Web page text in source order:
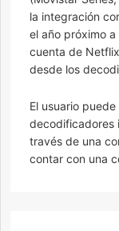
la integración
el año próximo
cuenta de
desde los
El usuario
decodificadores
través de una
contar con una